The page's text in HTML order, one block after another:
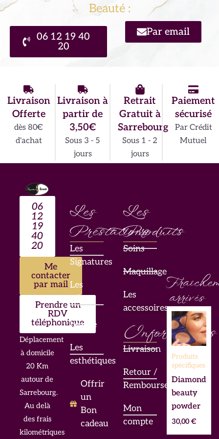
Beauté :
06 12 19 40
20
Par email
Livraison
Offerte
dès 80€
d'achat
Livraison à
partir de
3,50€
Sous 3 - 5
jours
Retrait
Gratuit à
Sarrebourg
Sous 1 - 2
jours
Paiement
sécurisé
Par Crédit
Mutuel
06
12
19
40
20
Me
contacter
par mail
Prendre un
RDV
téléphonique
Déplacement
à domicile
20 Km
autour de
Sarrebourg.
Au delà
des frais
kilométriques
Les
Prestations
Les
Signatures
Les
mises
en
beauté
Les
esthétiques
Offrir
un
Bon
cadeau
Les
Produits
Soins
Maquillage
Les
accessoires
Informations
Livraison
Retour /
Remboursement
Mon
compte
arrivés
Produits
spécifiques
Diamond
beauty
powder
30,00€